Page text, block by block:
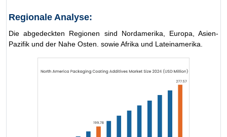
Regionale Analyse:
Die abgedeckten Regionen sind Nordamerika, Europa, Asien-
Pazifik und der Nahe Osten. sowie Afrika und Lateinamerika.